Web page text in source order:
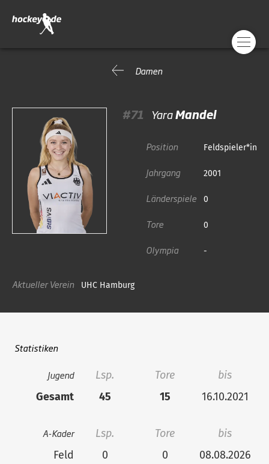
Damen
#71 YaraMandel
Position Feldspieler*in
Jahrgang 2001
Länderspiele 0
Tore 0
Olympia -
Aktueller Verein UHC Hamburg
Statistiken
Jugend Lsp. Tore
bis
Gesamt
45 15 16.10.2021
A-Kader Lsp. Tore
bis
Feld
0 0
08.08.2026